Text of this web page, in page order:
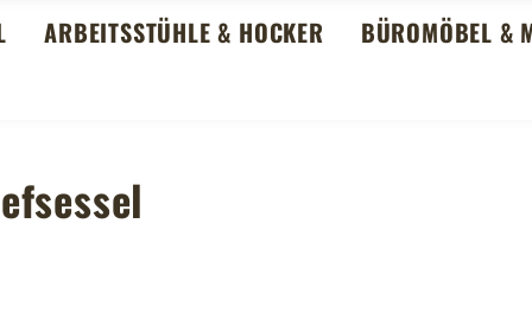
ARBEITSSTÜHLE & HOCKER BÜROMÖBEL &